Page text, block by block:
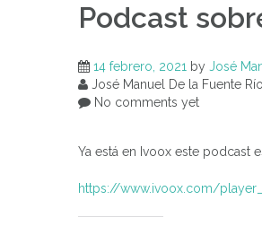
Podcast
14 febrero, 2021 by José
José Manuel De la Fuente
No comments yet
Ya está en Ivoox este podcast
https://www.ivoox.com/